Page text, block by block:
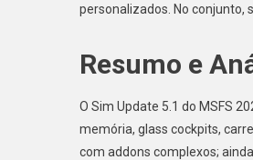
personalizados. No conjunto,
Resumo e
O Sim Update 5.1 do MSFS
memória, glass cockpits,
com addons complexos;